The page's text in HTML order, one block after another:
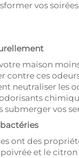
vos
maison
ces
neutraliser les
vos
ont des
et le